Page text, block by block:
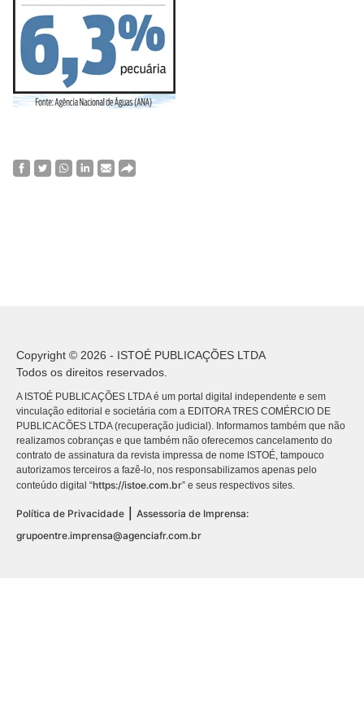
Copyright © 2026 - ISTOÉ PUBLICAÇÕES LTDA
Todos os direitos reservados.
A ISTOÉ PUBLICAÇÕES LTDA é um portal digital independente e sem
vinculação editorial e societária com a EDITORA TRES COMÉRCIO DE
PUBLICACÕES LTDA (recuperação judicial). Informamos também que não
realizamos cobranças e que também não oferecemos cancelamento do
contrato de assinatura da revista impressa de nome ISTOÉ, tampouco
autorizamos terceiros a fazê-lo, nos responsabilizamos apenas pelo
conteúdo digital “https://istoe.com.br” e seus respectivos sites.
Política de Privacidade | Assessoria de Imprensa:
grupoentre.imprensa@agenciafr.com.br